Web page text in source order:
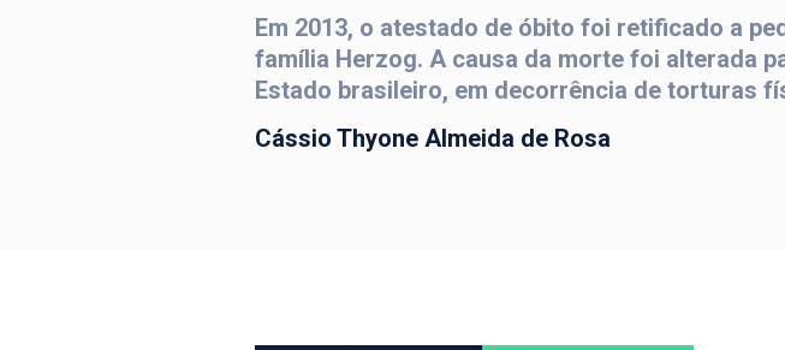
Em 2013, o atestado de óbito foi retificado a
família Herzog. A causa da morte foi alterada
Estado brasileiro, em decorrência de torturas
Cássio Thyone Almeida de Rosa